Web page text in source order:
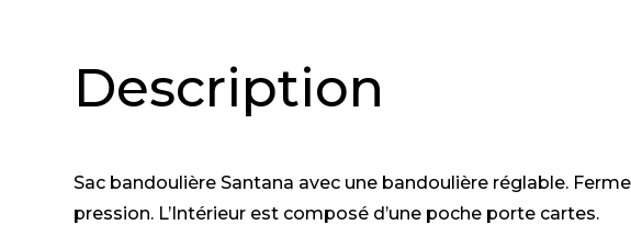
Description
Sac bandoulière Santana avec une bandoulière réglable.
pression. L’Intérieur est composé d’une poche porte cartes.